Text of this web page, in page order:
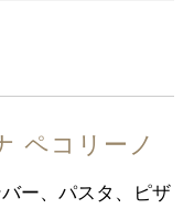
京都 大阪府
和歌山県
ペコリーノ
ー、パスタ、ピザ